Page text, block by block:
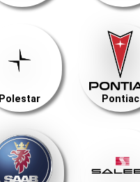
Polestar Pontiac